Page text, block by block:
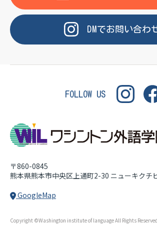
DMでお問い合わ
FOLLOW US
〒860-0845
熊本県熊本市中央区上通町2-30 ニューキクチ
GoogleMap
Copyright ©Washington institute of language All Rights